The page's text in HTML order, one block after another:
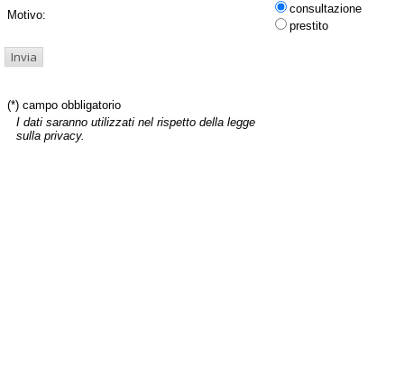
Motivo:
consultazione
prestito
(*) campo obbligatorio
I dati saranno utilizzati nel rispetto della legge
sulla privacy.